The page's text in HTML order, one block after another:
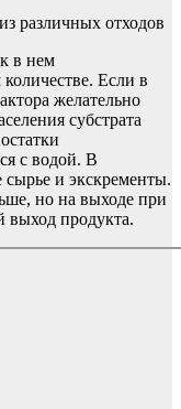
различных отходов
в нем
Если в
желательно
субстрата
с водой. В
сырье и экскременты.
но на выходе при
продукта.